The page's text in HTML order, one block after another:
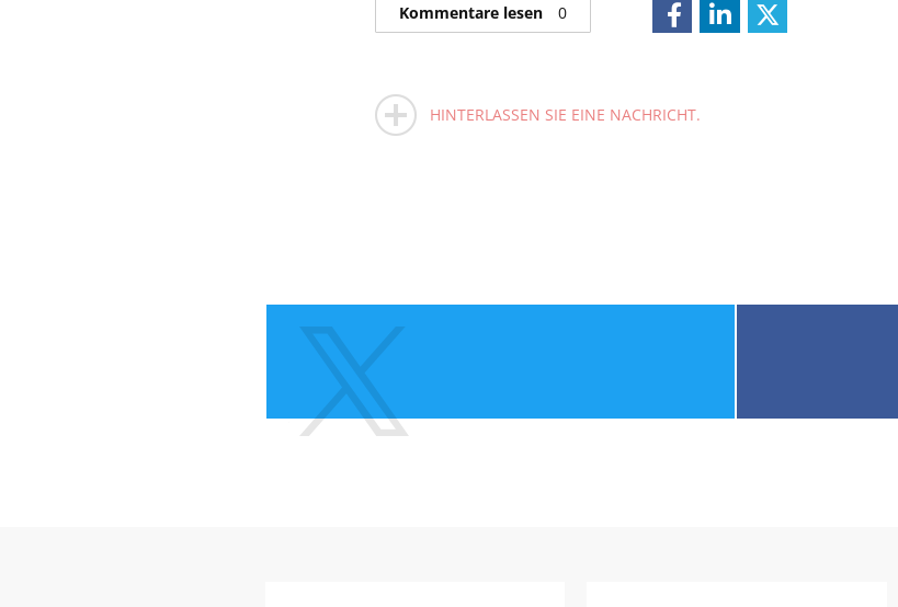
Kommentare lesen 0
HINTERLASSEN SIE EINE NACHRICHT.